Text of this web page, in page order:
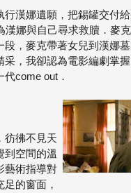
行漢娜遺願，把錫罐交付
娜與自己尋求救贖．麥
，麥克帶著女兒到漢娜
，我卻認為電影編劇掌握
come out．
彷彿不見天
到空間的溫
藝術指導對
的窗面，